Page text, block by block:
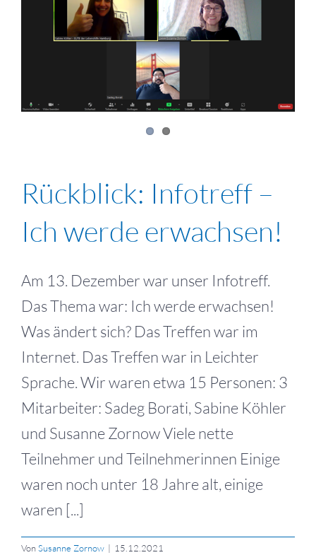
Rückblick: Infotreff –
Ich werde erwachsen!
Am 13. Dezember war unser Infotreff.
Das Thema war: Ich werde erwachsen!
Was ändert sich? Das Treffen war im
Internet. Das Treffen war in Leichter
Sprache. Wir waren etwa 15 Personen: 3
Mitarbeiter: Sadeg Borati, Sabine Köhler
und Susanne Zornow Viele nette
Teilnehmer und Teilnehmerinnen Einige
waren noch unter 18 Jahre alt, einige
waren [...]
VonSusanne Zornow | 15.12.2021